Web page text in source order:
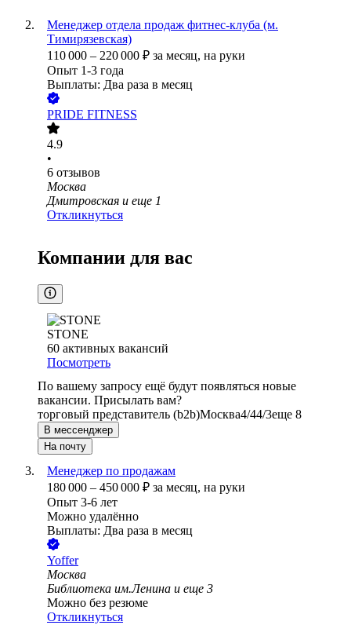
Менеджер отдела продаж фитнес-клуба (м.
Тимирязевская)
110 000 – 220 000 ₽ за месяц, на руки
Опыт 1-3 года
Выплаты: Два раза в месяц
PRIDE FITNESS
4.9
•
6 отзывов
Москва
Дмитровская и еще 1
Откликнуться
Компании для вас
STONE
60 активных вакансий
Посмотреть
По вашему запросу ещё будут появляться новые
вакансии. Присылать вам?
торговый представитель (b2b)Москва4/44/3еще 8
В мессенджер
На почту
Менеджер по продажам
180 000 – 450 000 ₽ за месяц, на руки
Опыт 3-6 лет
Можно удалённо
Выплаты: Два раза в месяц
Yoffer
Москва
Библиотека им.Ленина и еще 3
Можно без резюме
Откликнуться